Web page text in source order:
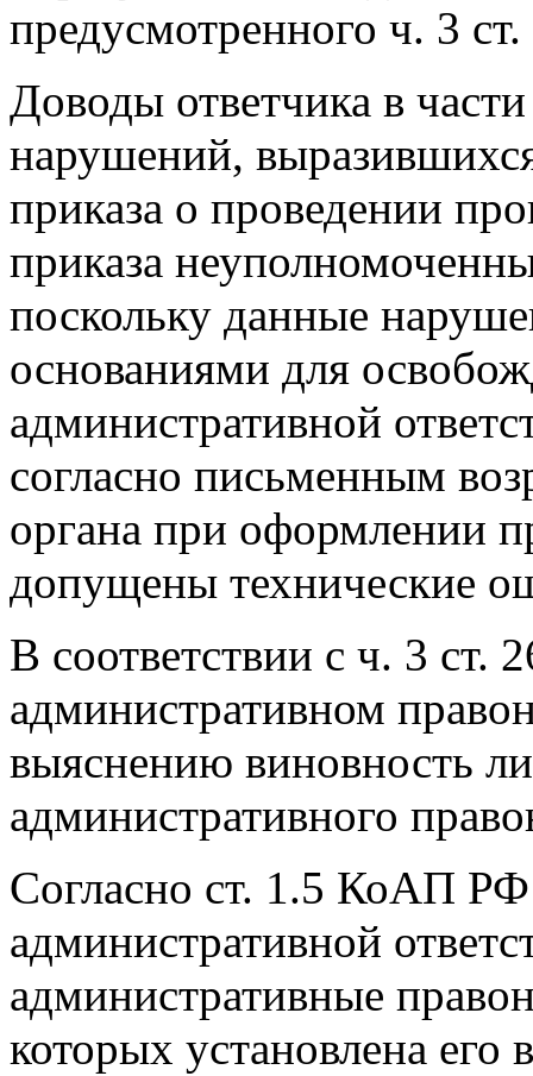
предусмотренного ч. 3
Доводы ответчика в
нарушений,
приказа о проведении
приказа
поскольку данные
основаниями для
административной
согласно письменным
органа при оформлении
допущены технические
В соответствии с ч. 3
административном
выяснению виновность
административного
Согласно ст. 1.5 КоАП
административной
административные
которых установлена его